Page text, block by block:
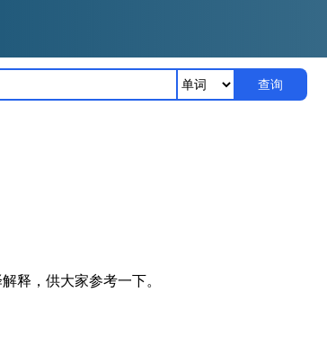
查询
释，供大家参考一下。